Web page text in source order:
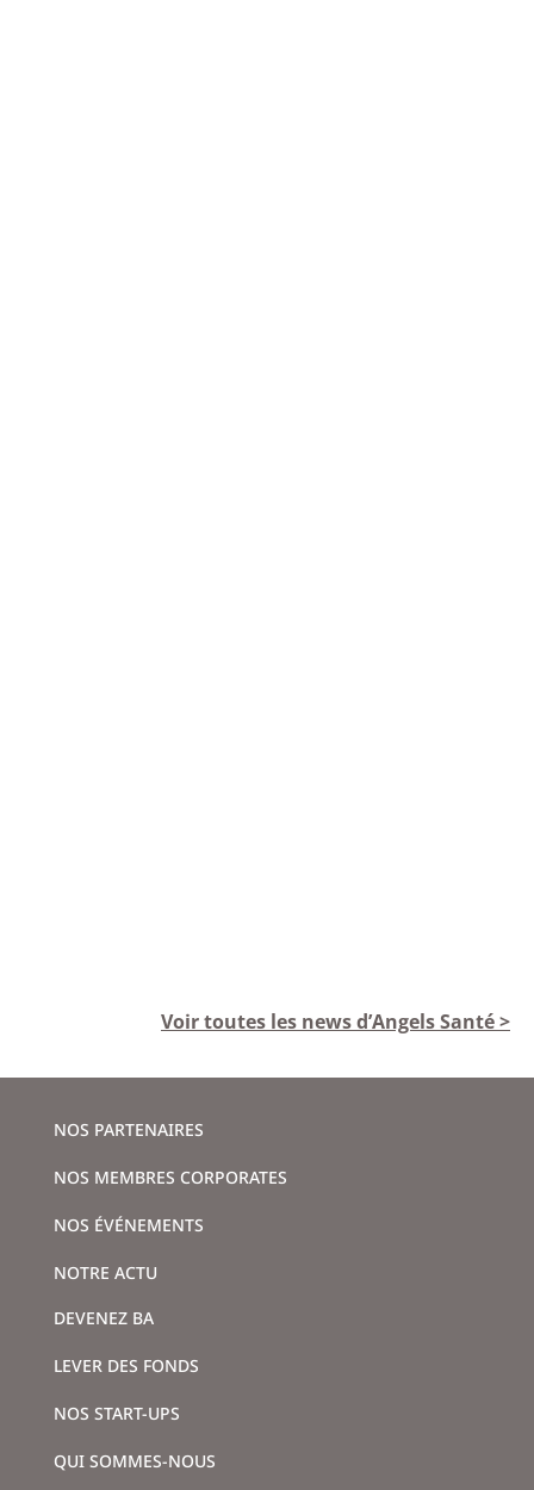
Voir toutes les news d’Angels Santé >
NOS PARTENAIRES
NOS MEMBRES CORPORATES
NOS ÉVÉNEMENTS
NOTRE ACTU
DEVENEZ BA
LEVER DES FONDS
NOS START-UPS
QUI SOMMES-NOUS